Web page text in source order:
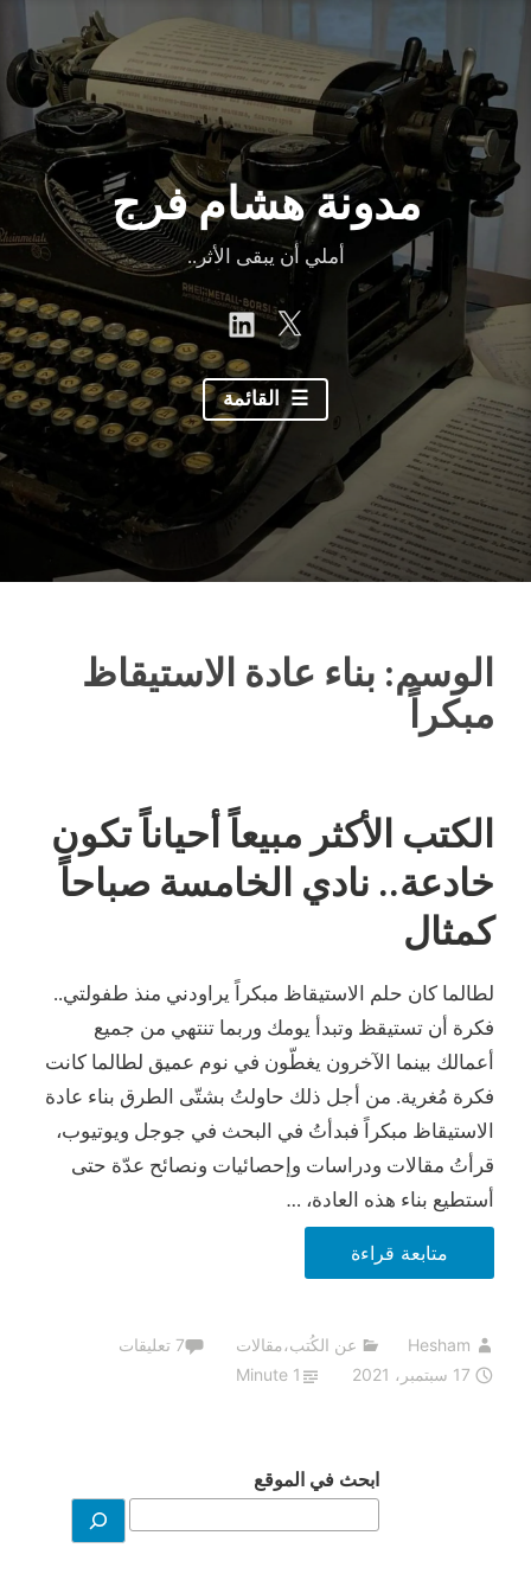
المحتوى
مدونة هشام فرج
أملي أن يبقى الأثر..
Twitter
linkedin
الوسم: بناء عادة الاستيقاظ
مبكراً
الكتب الأكثر مبيعاً أحياناً تكون
خادعة.. نادي الخامسة صباحاً
كمثال
لطالما كان حلم الاستيقاظ مبكراً يراودني منذ طفولتي..
فكرة أن تستيقظ وتبدأ يومك وربما تنتهي من جميع
أعمالك بينما الآخرون يغطّون في نوم عميق لطالما كانت
فكرة مُغرية. من أجل ذلك حاولتُ بشتّى الطرق بناء عادة
الاستيقاظ مبكراً فبدأتُ في البحث في جوجل ويوتيوب،
قرأتُ مقالات ودراسات وإحصائيات ونصائح عدّة حتى
أستطيع بناء هذه العادة، …
متابعة قراءة
الأكثر
أحياناً
تكون
الخامسة
Hesham عن الكُتب،مقالات
7 تعليقات
17 سبتمبر، 2021
1 Minute
ابحث في الموقع